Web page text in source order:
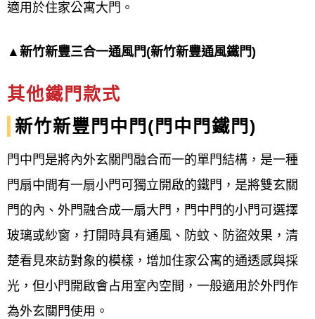
適用於住家公寓大門。
▲新竹新豐三合一通風門(新竹新豐通風鐵門)
其他鐵門款式
新竹新豐門中門(門中門鐵門)
門中門是將內外玄關門融合而一的單門結構，是一種
門扇中間有一扇小門可獨立開啟的鐵門，是將雙玄關
門的內、外門融合成一扇大門，門中門的小門可選擇
玻璃或紗窗，打開時具有通風、防蚊、防盜效果，清
楚看見來訪對象的模樣，增加住家公寓的通透感與採
光，但小門開啟會占用室內空間，一般適用於外門作
為外玄關門使用。